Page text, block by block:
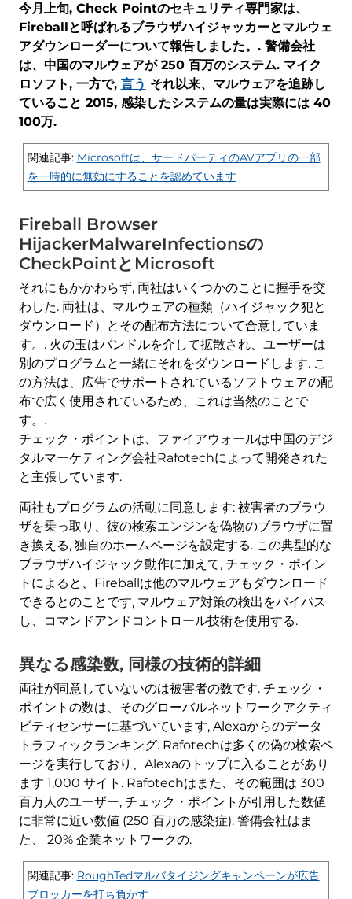
今月上旬, Check Pointのセキュリティ専門家は、
Fireballと呼ばれるブラウザハイジャッカーとマルウェ
アダウンローダーについて報告しました。. 警備会社
は、中国のマルウェアが 250 百万のシステム. マイク
ロソフト, 一方で, 言う それ以来、マルウェアを追跡し
ていること 2015, 感染したシステムの量は実際には 40
100万.
関連記事: Microsoftは、サードパーティのAVアプリの一部
を一時的に無効にすることを認めています
Fireball Browser
HijackerMalwareInfectionsの
CheckPointとMicrosoft
それにもかかわらず, 両社はいくつかのことに握手を交
わした. 両社は、マルウェアの種類（ハイジャック犯と
ダウンロード）とその配布方法について合意していま
す。. 火の玉はバンドルを介して拡散され、ユーザーは
別のプログラムと一緒にそれをダウンロードします. こ
の方法は、広告でサポートされているソフトウェアの配
布で広く使用されているため、これは当然のことで
す。.
チェック・ポイントは、ファイアウォールは中国のデジ
タルマーケティング会社Rafotechによって開発された
と主張しています.
両社もプログラムの活動に同意します: 被害者のブラウ
ザを乗っ取り、彼の検索エンジンを偽物のブラウザに置
き換える, 独自のホームページを設定する. この典型的な
ブラウザハイジャック動作に加えて, チェック・ポイン
トによると、Fireballは他のマルウェアもダウンロード
できるとのことです, マルウェア対策の検出をバイパス
し、コマンドアンドコントロール技術を使用する.
異なる感染数, 同様の技術的詳細
両社が同意していないのは被害者の数です. チェック・
ポイントの数は、そのグローバルネットワークアクティ
ビティセンサーに基づいています, Alexaからのデータ
トラフィックランキング. Rafotechは多くの偽の検索ペ
ージを実行しており、Alexaのトップに入ることがあり
ます 1,000 サイト. Rafotechはまた、その範囲は 300
百万人のユーザー, チェック・ポイントが引用した数値
に非常に近い数値 (250 百万の感染症). 警備会社はま
た、 20% 企業ネットワークの.
関連記事: RoughTedマルバタイジングキャンペーンが広告
ブロッカーを打ち負かす